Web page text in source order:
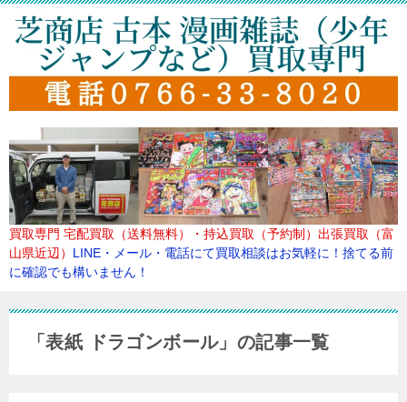
買取専門 宅配買取（送料無料）・持込買取（予約制）出張買取（富
山県近辺） LINE・メール・電話にて買取相談はお気軽に！捨てる前
に確認でも構いません！
「表紙 ドラゴンボール」の記事一覧